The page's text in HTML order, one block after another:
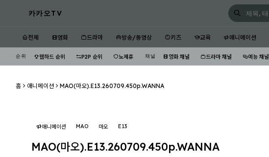
카카오TV
전체 영화 드라마 방송/동영상 키즈 교육 애니메이션
순위 웹하드 순위 P2P 순위 노제휴 채널 영화 채널 드라마 채널 예능 채널
홈 애니메이션 MAO(마오).E13.260709.450p.WANNA
애니메이션 MAO 마오 E13
MAO(마오).E13.260709.450p.WANNA